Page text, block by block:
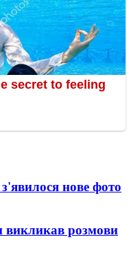
нове фото
викликав розмови